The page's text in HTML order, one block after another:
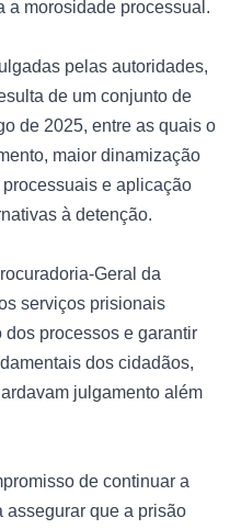
a morosidade processual.
pelas autoridades,
de um conjunto de
de 2025, entre as quais o
maior dinamização
e aplicação
à detenção.
Geral da
serviços prisionais
dos processos e garantir
dos cidadãos,
julgamento além
de continuar a
assegurar que a prisão